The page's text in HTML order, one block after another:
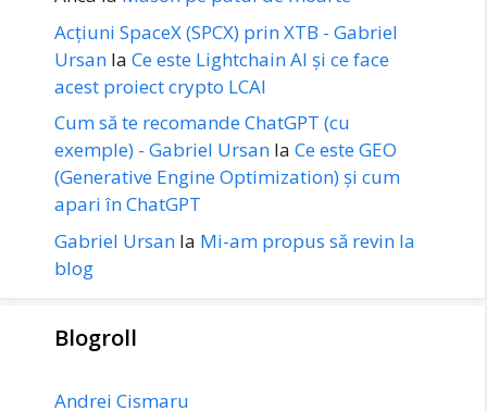
Acțiuni SpaceX (SPCX) prin XTB - Gabriel
Ursan la Ce este Lightchain AI și ce face
acest proiect crypto LCAI
Cum să te recomande ChatGPT (cu
exemple) - Gabriel Ursan la Ce este GEO
(Generative Engine Optimization) și cum
apari în ChatGPT
Gabriel Ursan la Mi-am propus să revin la
blog
Blogroll
Andrei Cismaru